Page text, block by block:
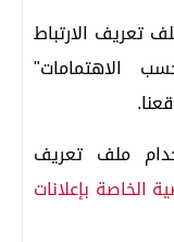
الاهتمامات"
ملف تعريف
الخاصة بإعلانات